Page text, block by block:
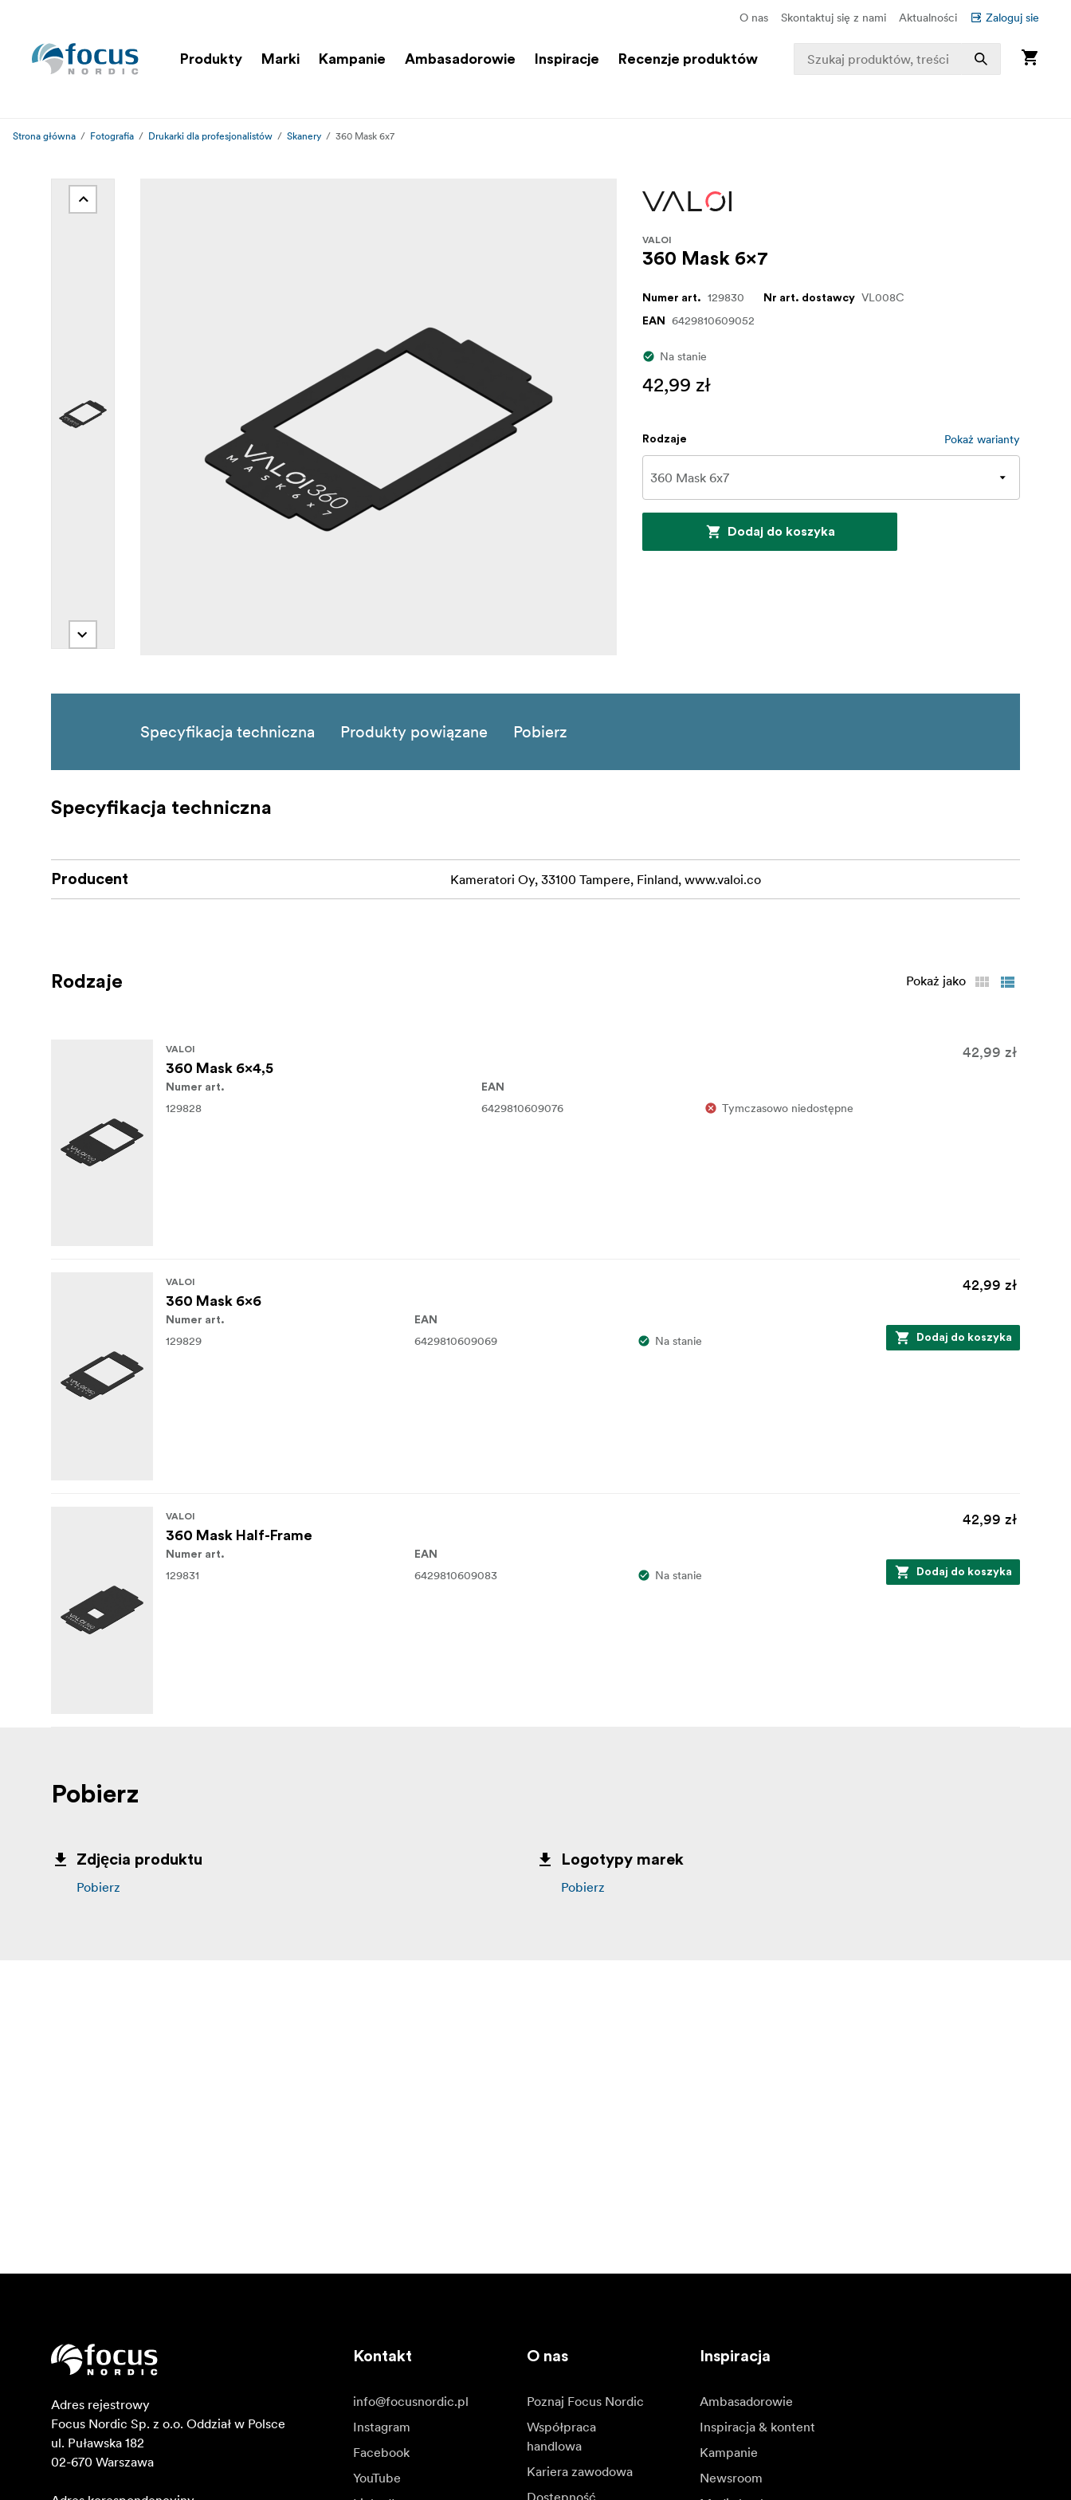
O nas Skontaktuj się z nami Aktualności Zaloguj sie
Produkty Marki Kampanie Ambasadorowie Inspiracje Recenzje produktów
Strona główna Fotografia Drukarki dla profesjonalistów Skanery 360 Mask 6x7
VALOI
360 Mask 6x7
Numer art. 129830 Nr art. dostawcy VL008C
EAN 6429810609052
Na stanie
42,99 zł
Rodzaje Pokaż warianty
Dodaj do koszyka
Specyfikacja techniczna Produkty powiązane Pobierz
Specyfikacja techniczna
Producent Kameratori Oy, 33100 Tampere, Finland, www.valoi.co
Rodzaje Pokaż jako
VALOI
360 Mask 6x4,5
42,99 zł
Numer art.
129828
EAN
6429810609076 Tymczasowo niedostępne
VALOI
360 Mask 6x6
42,99 zł
Numer art.
129829
EAN
6429810609069 Na stanie Dodaj do koszyka
VALOI
360 Mask Half-Frame
42,99 zł
Numer art.
129831
EAN
6429810609083 Na stanie Dodaj do koszyka
Pobierz
Zdjęcia produktu
Pobierz
Logotypy marek
Pobierz
Adres rejestrowy
Focus Nordic Sp. z o.o. Oddział w Polsce
ul. Puławska 182
02-670 Warszawa
Kontakt
info@focusnordic.pl
Instagram
Facebook
YouTube
O nas
Poznaj Focus Nordic
Współpraca
handlowa
Kariera zawodowa
Inspiracja
Ambasadorowie
Inspiracja & kontent
Kampanie
Newsroom